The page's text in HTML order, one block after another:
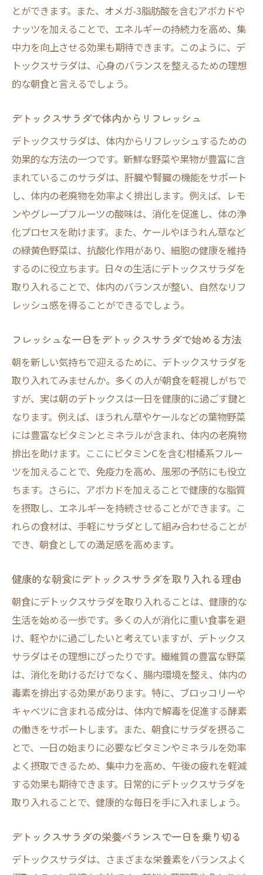
色とりどりのデトックスサラダで免疫力ア
ップ
体内クリーンアップに効果的な野菜＆フル
ーツ選び
新鮮野菜とフルーツの力で毒素排出をサポ
ート
日常にデトックスを取り入れる簡単サラダレシ
ピ
毎日続けられる簡単デトックスサラダレシ
ピ
デトックスサラダで健康的な食習慣をスタ
ート
手軽に作れるデトックスサラダのアレンジ
方法
ニック
家庭で手軽に！簡単デトックスサラダの作
栄養満点！デトックスサラダで日常を健康
に
デトックスの効果は本当？心と体に優しいサラ
ダの秘密
デトックスサラダが心と体に与える影響と
は
科学的に証明されたデトックスサラダの健
康効果
デトックスサラダの心と体への優しい働き
明
デトックスサラダがもたらす体感の変化
デトックスサラダの隠された健康パワー
デトックスサラダでストレス解消と心身のリセ
ット
デトックスサラダがもたらすストレス軽減
効果
心身のリセットに最適なデトックスサラダ
の食べ方
リラックスタイムに最適なデトックスサラ
ダの活用
デトックスサラダで心もリフレッシュ
で実現
デトックスサラダが心身に与えるリラクゼ
とができます。また、オメガ-3脂肪酸を含むアボカドや
ナッツを加えることで、エネルギーの持続力を高め、集
中力を向上させる効果も期待できます。このように、デ
トックスサラダは、心身のバランスを整えるための理想
的な朝食と言えるでしょう。
デトックスサラダで体内からリフレッシュ
デトックスサラダは、体内からリフレッシュするための
効果的な方法の一つです。新鮮な野菜や果物が豊富に含
まれているこのサラダは、肝臓や腎臓の機能をサポート
し、体内の老廃物を効率よく排出します。例えば、レモ
ンやグレープフルーツの酸味は、消化を促進し、体の浄
化プロセスを助けます。また、ケールやほうれん草など
の緑黄色野菜は、抗酸化作用があり、細胞の健康を維持
するのに役立ちます。日々の生活にデトックスサラダを
取り入れることで、体内のバランスが整い、自然なリフ
レッシュ感を得ることができるでしょう。
フレッシュな一日をデトックスサラダで始める方法
朝を新しい気持ちで迎えるために、デトックスサラダを
取り入れてみませんか。多くの人が朝食を軽視しがちで
すが、実は朝のデトックスは一日を健康的に過ごす鍵と
なります。例えば、ほうれん草やケールなどの葉物野菜
には豊富なビタミンとミネラルが含まれ、体内の老廃物
排出を助けます。ここにビタミンCを含む柑橘系フルー
ツを加えることで、免疫力を高め、風邪の予防にも役立
ちます。さらに、アボカドを加えることで健康的な脂質
を摂取し、エネルギーを持続させることができます。こ
れらの食材は、手軽にサラダとして組み合わせることが
でき、朝食としての満足感を高めます。
健康的な朝食にデトックスサラダを取り入れる理由
朝食にデトックスサラダを取り入れることは、健康的な
生活を始める一歩です。多くの人が消化に重い食事を避
け、軽やかに過ごしたいと考えていますが、デトックス
サラダはその理想にぴったりです。繊維質の豊富な野菜
は、消化を助けるだけでなく、腸内環境を整え、体内の
毒素を排出する効果があります。特に、ブロッコリーや
キャベツに含まれる成分は、体内で解毒を促進する酵素
の働きをサポートします。また、朝食にサラダを摂るこ
とで、一日の始まりに必要なビタミンやミネラルを効率
よく摂取できるため、集中力を高め、午後の疲れを軽減
する効果も期待できます。日常的にデトックスサラダを
取り入れることで、健康的な毎日を手に入れましょう。
デトックスサラダの栄養バランスで一日を乗り切る
デトックスサラダは、さまざまな栄養素をバランスよく